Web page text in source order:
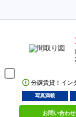
分譲賃貸！イン
写真満載
お問い合わ